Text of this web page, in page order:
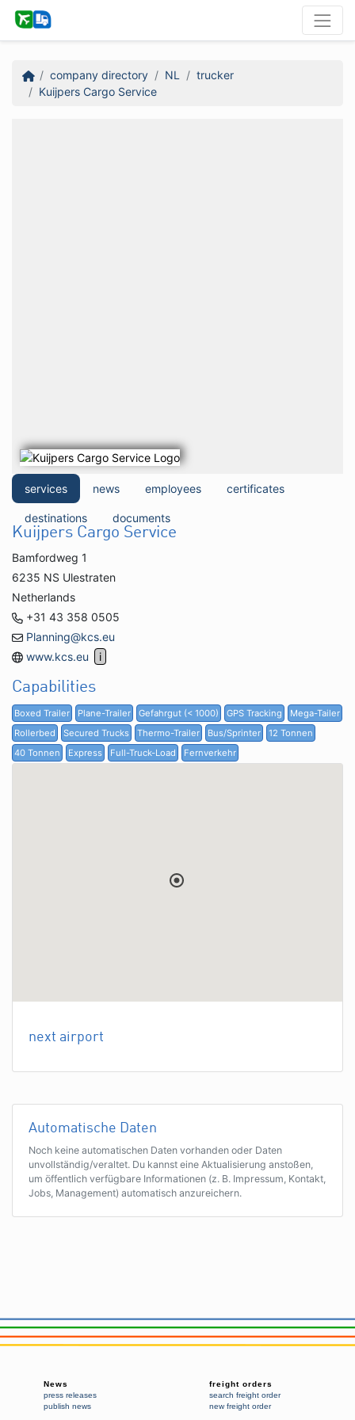
company directory NL
trucker
Kuijpers Cargo Service
services news employees certificates
destinations documents
Kuijpers Cargo Service
Bamfordweg 1
6235 NS Ulestraten
Netherlands
+31 43 358 0505
Planning@kcs.eu
www.kcs.eu
Capabilities
Boxed Trailer Plane-Trailer Gefahrgut (< 1000) GPS Tracking
Mega-Tailer
Rollerbed
Secured Trucks Thermo-Trailer Bus/Sprinter
12 Tonnen
40 Tonnen
Express Full-Truck-Load Fernverkehr
next airport
Automatische Daten
Noch keine automatischen Daten vorhanden oder Daten
unvollständig/veraltet. Du kannst eine Aktualisierung anstoßen,
um öffentlich verfügbare Informationen (z. B. Impressum, Kontakt,
Jobs, Management) automatisch anzureichern.
News
press releases
publish news
freight orders
search freight order
new freight order